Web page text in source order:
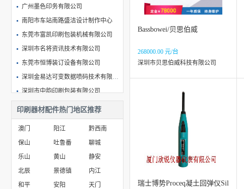
广州墨色印务有限公司
南阳市车站南路盛洁设计制作中心
东莞市富凯印刷包装机械有限公司
深圳市名将资讯技术有限公司
东莞市恒博装订设备有限公司
深圳金易达可变数据喷码技术有限公司
深圳市中韵印刷包装有限公司
沧州众恒印务有限公司
武汉华工图像技术开发有限公司
廊坊市佑通合成洗涤剂有限公司
印刷器材配件热门地区推荐
澳门 阳江
黔西南
保山
吐鲁番
聊城
乐山
黄山
静安
北辰
景德镇
内江
和平
安阳
天门
Bassbowei/贝思伯威
268000.00 元/台
深圳市贝思伯威科技有限公司
瑞士博势Proceq凝土回弹仪Sil